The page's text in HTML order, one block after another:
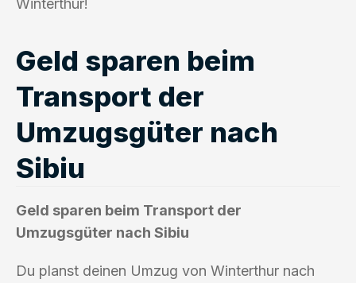
Winterthur!
Geld sparen beim
Transport der
Umzugsgüter nach
Sibiu
Geld sparen beim Transport der
Umzugsgüter nach Sibiu
Du planst deinen Umzug von Winterthur nach